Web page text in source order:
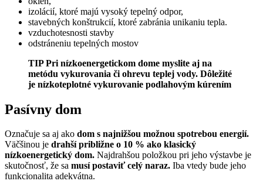
izolácií, ktoré majú vysoký tepelný odpor,
stavebných konštrukcií, ktoré zabránia unikaniu tepla.
vzduchotesnosti stavby
odstráneniu tepelných mostov
TIPPri nízkoenergetickom dome myslite aj na
metódu vykurovania či ohrevu teplej vody. Dôležité
je nízkoteplotné vykurovanie podlahovým kúrením
Pasívny dom
Označuje sa aj ako dom s najnižšou možnou spotrebou energií.
Väčšinou je drahší približne o 10 % ako klasický
nízkoenergetický dom. Najdrahšou položkou pri jeho výstavbe je
skutočnosť, že sa musí postaviť celý naraz. Iba vtedy bude jeho
funkcionalita adekvátna.